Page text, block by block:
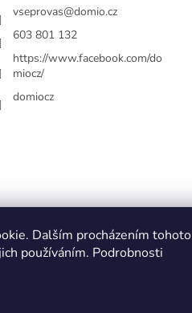
Dalším procházením tohoto
používáním. Podrobnosti
vseprovas@domio.cz
603 801 132
https://www.facebook.com/do
miocz/
domiocz